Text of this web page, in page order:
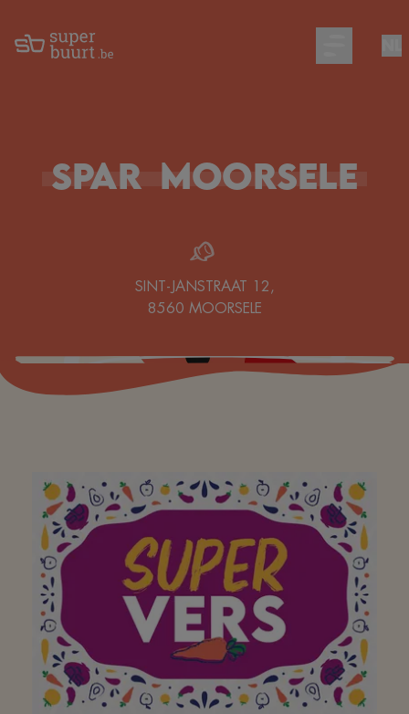
Open main
Spar Moorsele
SINT-JANSTRAAT 12,
8560 MOORSELE